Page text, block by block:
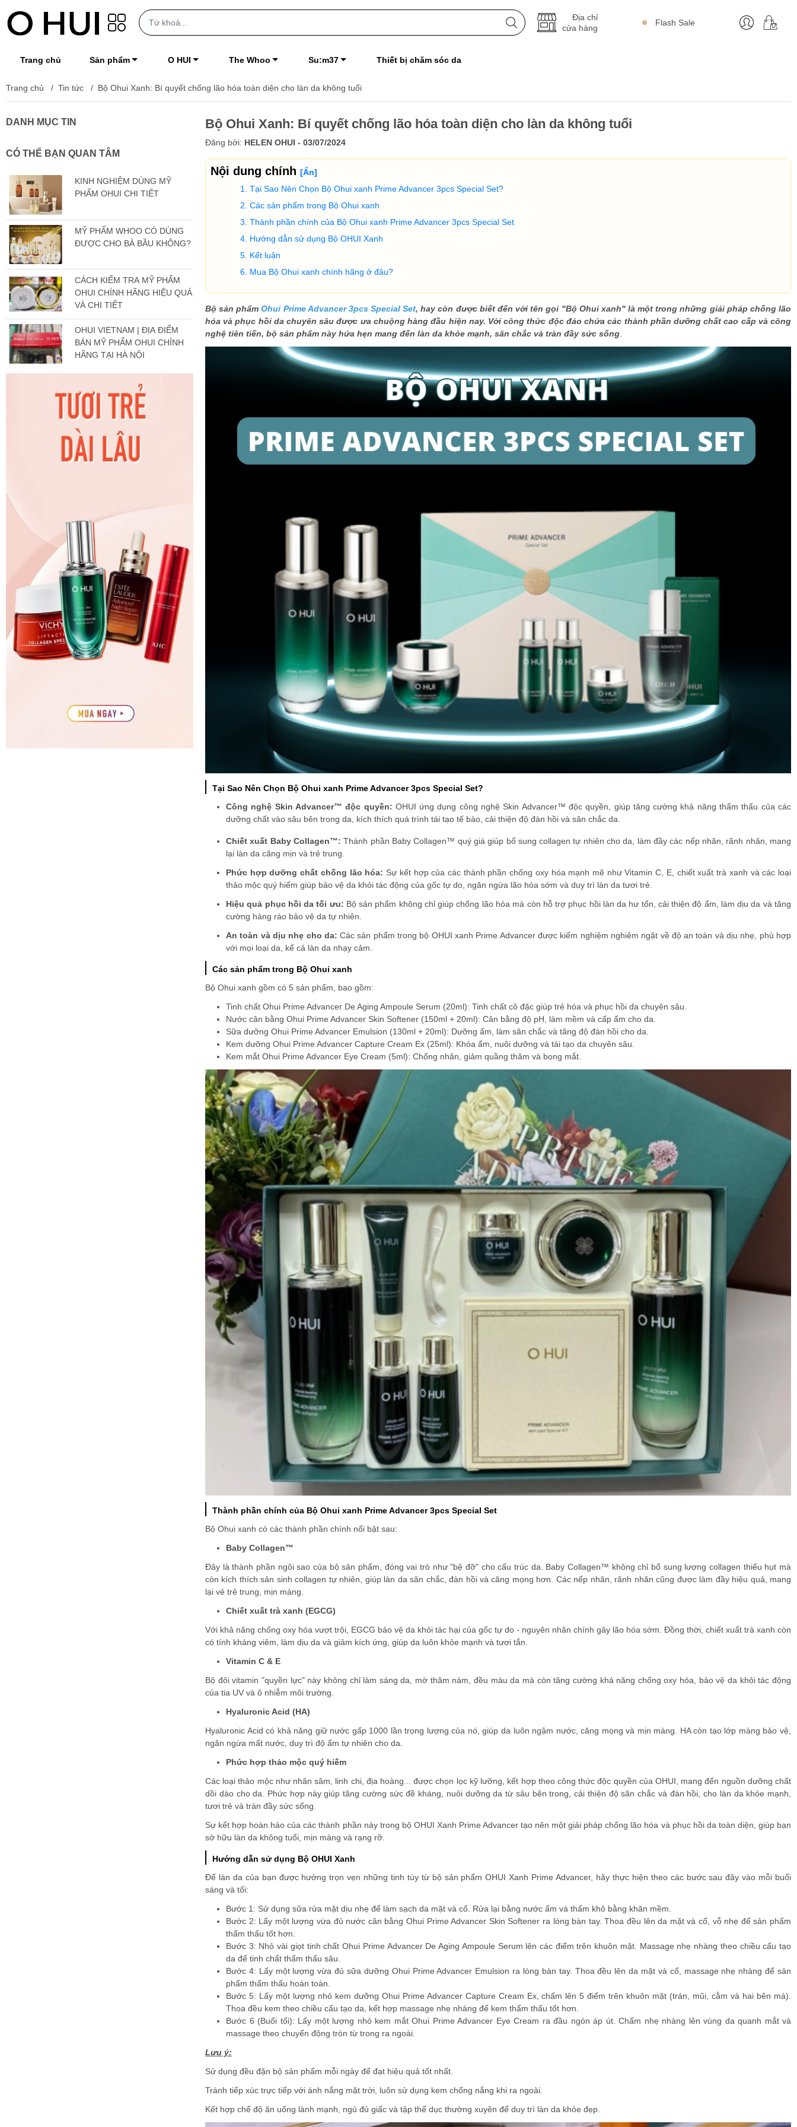
Địa chỉ
cửa hàng
Flash Sale
Trang chủ Sản phẩm O HUI The Whoo Su:m37 Thiết bị chăm sóc da
Trang chủ / Tin tức / Bộ Ohui Xanh: Bí quyết chống lão hóa toàn diện cho làn da không tuổi
Bộ Ohui Xanh: Bí quyết chống lão hóa toàn diện cho làn da không tuổi
Đăng bởi: HELEN OHUI - 03/07/2024
Nội dung chính [Ẩn]
Tại Sao Nên Chọn Bộ Ohui xanh Prime Advancer 3pcs Special Set?
Các sản phẩm trong Bộ Ohui xanh
Thành phần chính của Bộ Ohui xanh Prime Advancer 3pcs Special Set
Hướng dẫn sử dụng Bộ OHUI Xanh
Kết luận
Mua Bộ Ohui xanh chính hãng ở đâu?
Bộ sản phẩmOhui Prime Advancer 3pcs Special Set, hay còn được biết đến với tên gọi "Bộ Ohui xanh" là một trong những giải pháp chống lão
hóa và phục hồi da chuyên sâu được ưa chuộng hàng đầu hiện nay. Với công thức độc đáo chứa các thành phần dưỡng chất cao cấp và công
nghệ tiên tiến, bộ sản phẩm này hứa hẹn mang đến làn da khỏe mạnh, săn chắc và tràn đầy sức sống
Tại Sao Nên Chọn Bộ Ohui xanh Prime Advancer 3pcs Special Set?
Công nghệ Skin Advancer™ độc quyền: OHUI ứng dụng công nghệ Skin Advancer™ độc quyền, giúp tăng cường khả năng thẩm thấu của các
dưỡng chất vào sâu bên trong da, kích thích quá trình tái tạo tế bào, cải thiện độ đàn hồi và săn chắc da.
Chiết xuất Baby Collagen™: Thành phần Baby Collagen™ quý giá giúp bổ sung collagen tự nhiên cho da, làm đầy các nếp nhăn, rãnh nhăn, mang
lại làn da căng mịn và trẻ trung.
Phức hợp dưỡng chất chống lão hóa: Sự kết hợp của các thành phần chống oxy hóa mạnh mẽ như Vitamin C, E, chiết xuất trà xanh và các loại
thảo mộc quý hiếm giúp bảo vệ da khỏi tác động của gốc tự do, ngăn ngừa lão hóa sớm và duy trì làn da tươi trẻ.
Hiệu quả phục hồi da tối ưu: Bộ sản phẩm không chỉ giúp chống lão hóa mà còn hỗ trợ phục hồi làn da hư tổn, cải thiện độ ẩm, làm dịu da và tăng
cường hàng rào bảo vệ da tự nhiên.
An toàn và dịu nhẹ cho da: Các sản phẩm trong bộ OHUI xanh Prime Advancer được kiểm nghiệm nghiêm ngặt về độ an toàn và dịu nhẹ, phù hợp
với mọi loại da, kể cả làn da nhạy cảm.
Các sản phẩm trong Bộ Ohui xanh
Bộ Ohui xanh gồm có 5 sản phẩm, bao gồm:
Tinh chất Ohui Prime Advancer De Aging Ampoule Serum (20ml): Tinh chất cô đặc giúp trẻ hóa và phục hồi da chuyên sâu.
Nước cân bằng Ohui Prime Advancer Skin Softener (150ml + 20ml): Cân bằng độ pH, làm mềm và cấp ẩm cho da.
Sữa dưỡng Ohui Prime Advancer Emulsion (130ml + 20ml): Dưỡng ẩm, làm săn chắc và tăng độ đàn hồi cho da.
Kem dưỡng Ohui Prime Advancer Capture Cream Ex (25ml): Khóa ẩm, nuôi dưỡng và tái tạo da chuyên sâu.
Kem mắt Ohui Prime Advancer Eye Cream (5ml): Chống nhăn, giảm quầng thâm và bọng mắt.
Thành phần chính của Bộ Ohui xanh Prime Advancer 3pcs Special Set
Bộ Ohui xanh có các thành phần chính nổi bật sau:
Baby Collagen™
Đây là thành phần ngôi sao của bộ sản phẩm, đóng vai trò như "bệ đỡ" cho cấu trúc da. Baby Collagen™ không chỉ bổ sung lượng collagen thiếu hụt mà
còn kích thích sản sinh collagen tự nhiên, giúp làn da săn chắc, đàn hồi và căng mọng hơn. Các nếp nhăn, rãnh nhăn cũng được làm đầy hiệu quả, mang
lại vẻ trẻ trung, mịn màng.
Chiết xuất trà xanh (EGCG)
Với khả năng chống oxy hóa vượt trội, EGCG bảo vệ da khỏi tác hại của gốc tự do - nguyên nhân chính gây lão hóa sớm. Đồng thời, chiết xuất trà xanh còn
có tính kháng viêm, làm dịu da và giảm kích ứng, giúp da luôn khỏe mạnh và tươi tắn.
Vitamin C & E
Bộ đôi vitamin "quyền lực" này không chỉ làm sáng da, mờ thâm nám, đều màu da mà còn tăng cường khả năng chống oxy hóa, bảo vệ da khỏi tác động
của tia UV và ô nhiễm môi trường.
Hyaluronic Acid (HA)
Hyaluronic Acid có khả năng giữ nước gấp 1000 lần trọng lượng của nó, giúp da luôn ngậm nước, căng mọng và mịn màng. HA còn tạo lớp màng bảo vệ,
ngăn ngừa mất nước, duy trì độ ẩm tự nhiên cho da.
Phức hợp thảo mộc quý hiếm
Các loại thảo mộc như nhân sâm, linh chi, địa hoàng... được chọn lọc kỹ lưỡng, kết hợp theo công thức độc quyền của OHUI, mang đến nguồn dưỡng chất
dồi dào cho da. Phức hợp này giúp tăng cường sức đề kháng, nuôi dưỡng da từ sâu bên trong, cải thiện độ săn chắc và đàn hồi, cho làn da khỏe mạnh,
tươi trẻ và tràn đầy sức sống.
Sự kết hợp hoàn hảo của các thành phần này trong bộ OHUI Xanh Prime Advancer tạo nên một giải pháp chống lão hóa và phục hồi da toàn diện, giúp bạn
sở hữu làn da không tuổi, mịn màng và rạng rỡ.
Hướng dẫn sử dụng Bộ OHUI Xanh
Để làn da của bạn được hưởng trọn vẹn những tinh túy từ bộ sản phẩm OHUI Xanh Prime Advancer, hãy thực hiện theo các bước sau đây vào mỗi buổi
sáng và tối:
Bước 1: Sử dụng sữa rửa mặt dịu nhẹ để làm sạch da mặt và cổ. Rửa lại bằng nước ấm và thấm khô bằng khăn mềm.
Bước 2: Lấy một lượng vừa đủ nước cân bằng Ohui Prime Advancer Skin Softener ra lòng bàn tay. Thoa đều lên da mặt và cổ, vỗ nhẹ để sản phẩm
thẩm thấu tốt hơn.
Bước 3: Nhỏ vài giọt tinh chất Ohui Prime Advancer De Aging Ampoule Serum lên các điểm trên khuôn mặt. Massage nhẹ nhàng theo chiều cấu tạo
da để tinh chất thẩm thấu sâu.
Bước 4: Lấy một lượng vừa đủ sữa dưỡng Ohui Prime Advancer Emulsion ra lòng bàn tay. Thoa đều lên da mặt và cổ, massage nhẹ nhàng để sản
phẩm thẩm thấu hoàn toàn.
Bước 5: Lấy một lượng nhỏ kem dưỡng Ohui Prime Advancer Capture Cream Ex, chấm lên 5 điểm trên khuôn mặt (trán, mũi, cằm và hai bên má).
Thoa đều kem theo chiều cấu tạo da, kết hợp massage nhẹ nhàng để kem thẩm thấu tốt hơn.
Bước 6 (Buổi tối): Lấy một lượng nhỏ kem mắt Ohui Prime Advancer Eye Cream ra đầu ngón áp út. Chấm nhẹ nhàng lên vùng da quanh mắt và
massage theo chuyển động tròn từ trong ra ngoài.
Lưu ý:
Sử dụng đều đặn bộ sản phẩm mỗi ngày để đạt hiệu quả tốt nhất.
Tránh tiếp xúc trực tiếp với ánh nắng mặt trời, luôn sử dụng kem chống nắng khi ra ngoài.
Kết hợp chế độ ăn uống lành mạnh, ngủ đủ giấc và tập thể dục thường xuyên để duy trì làn da khỏe đẹp.
DANH MỤC TIN
CÓ THỂ BẠN QUAN TÂM
KINH NGHIỆM DÙNG MỸ
PHẨM OHUI CHI TIẾT
MỸ PHẨM WHOO CÓ DÙNG
ĐƯỢC CHO BÀ BẦU KHÔNG?
CÁCH KIỂM TRA MỸ PHẨM
OHUI CHÍNH HÃNG HIỆU QUẢ
VÀ CHI TIẾT
OHUI VIETNAM | ĐỊA ĐIỂM
BÁN MỸ PHẨM OHUI CHÍNH
HÃNG TẠI HÀ NỘI